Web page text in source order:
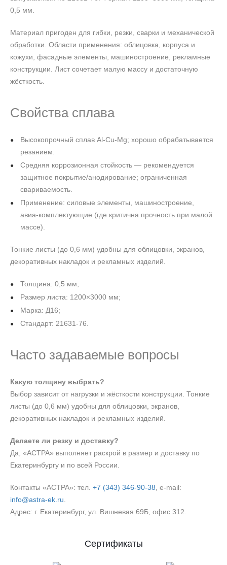
0,5 мм.
Материал пригоден для гибки, резки, сварки и механической
обработки. Области применения: облицовка, корпуса и
кожухи, фасадные элементы, машиностроение, рекламные
конструкции. Лист сочетает малую массу и достаточную
жёсткость.
Свойства сплава
Высокопрочный сплав Al‑Cu‑Mg; хорошо обрабатывается
резанием.
Средняя коррозионная стойкость — рекомендуется
защитное покрытие/анодирование; ограниченная
свариваемость.
Применение: силовые элементы, машиностроение,
авиа‑комплектующие (где критична прочность при малой
массе).
Тонкие листы (до 0,6 мм) удобны для облицовки, экранов,
декоративных накладок и рекламных изделий.
Толщина: 0,5 мм;
Размер листа: 1200×3000 мм;
Марка: Д16;
Стандарт: 21631-76.
Часто задаваемые вопросы
Какую толщину выбрать?
Выбор зависит от нагрузки и жёсткости конструкции. Тонкие
листы (до 0,6 мм) удобны для облицовки, экранов,
декоративных накладок и рекламных изделий.
Делаете ли резку и доставку?
Да, «АСТРА» выполняет раскрой в размер и доставку по
Екатеринбургу и по всей России.
Контакты «АСТРА»: тел. +7 (343) 346‑90‑38 , e‑mail:
info@astra-ek.ru
Адрес: г. Екатеринбург, ул. Вишневая 69Б, офис 312.
Сертификаты